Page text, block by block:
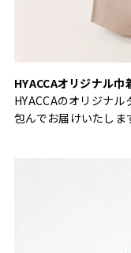
HYACCAオリジナル巾
HYACCAのオリジナ
包んでお届けいたしま